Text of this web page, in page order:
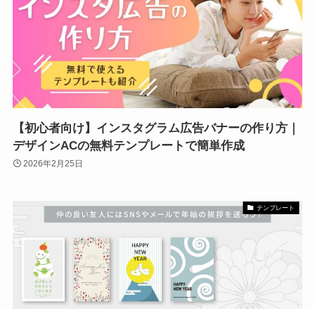
【初心者向け】インスタグラム広告バナーの作り方｜
デザインACの無料テンプレートで簡単作成
2026年2月25日
テンプレート